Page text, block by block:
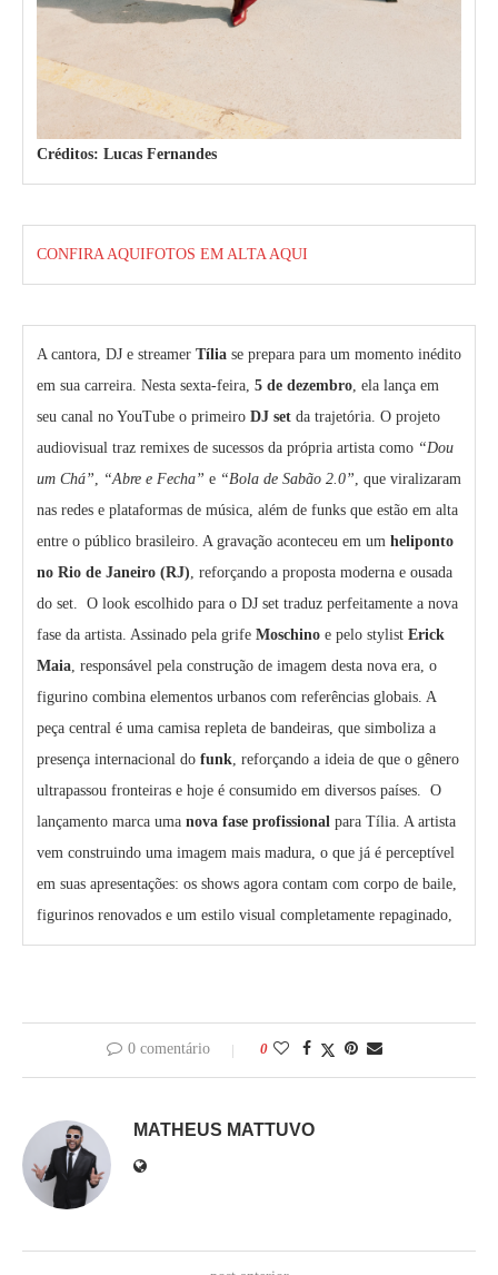
Créditos: Lucas Fernandes
CONFIRA AQUIFOTOS EM ALTA AQUI
A cantora, DJ e streamer Tília se prepara para um momento inédito
em sua carreira. Nesta sexta-feira, 5 de dezembro , ela lança em
seu canal no YouTube o primeiro DJ set da trajetória. O projeto
audiovisual traz remixes de sucessos da própria artista como “Dou
um Chá”
“Abre e Fecha” e “Bola de Sabão 2.0” , que viralizaram
nas redes e plataformas de música, além de funks que estão em alta
entre o público brasileiro. A gravação aconteceu em um heliponto
no Rio de Janeiro (RJ) , reforçando a proposta moderna e ousada
do set. O look escolhido para o DJ set traduz perfeitamente a nova
fase da artista. Assinado pela grife Moschino e pelo stylist Erick
Maia , responsável pela construção de imagem desta nova era, o
figurino combina elementos urbanos com referências globais. A
peça central é uma camisa repleta de bandeiras, que simboliza a
presença internacional do funk , reforçando a ideia de que o gênero
ultrapassou fronteiras e hoje é consumido em diversos países. O
lançamento marca uma nova fase profissional para Tília. A artista
vem construindo uma imagem mais madura, o que já é perceptível
em suas apresentações: os shows agora contam com corpo de baile,
figurinos renovados e um estilo visual completamente repaginado,
0 comentário 0
MATHEUS MATTUVO